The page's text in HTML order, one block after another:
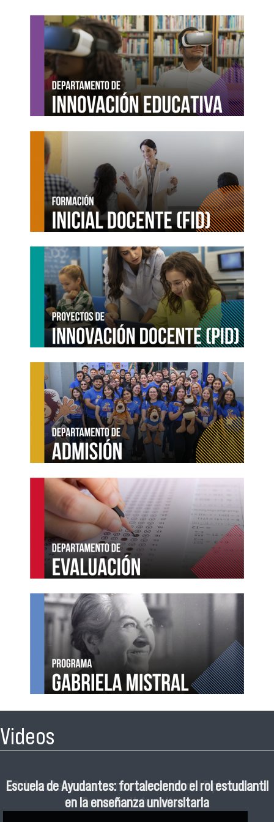
Videos
Programa Gabriela Mistral dio la bienvenida a nueva
generación de estudiantes
Primer Ensayo PAES 2026
40 docentes iniciaron nueva versión del Diplomado en
Docencia Universitaria
Escuela de Ayudantes: fortaleciendo el rol estudiantil
en la enseñanza universitaria